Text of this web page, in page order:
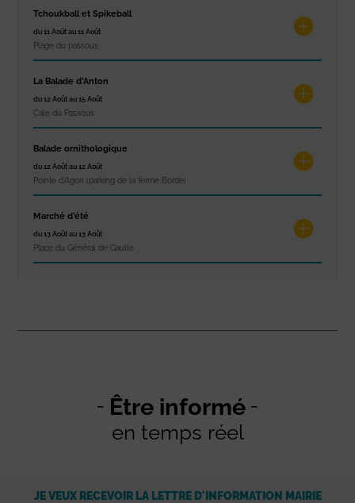
Tchoukball et Spikeball
du 11 Août au 11 Août
Plage du passous
La Balade d’Anton
du 12 Août au 15 Août
Cale du Passous
Balade ornithologique
du 12 Août au 12 Août
Pointe d'Agon (parking de la ferme Borde)
Marché d’été
du 13 Août au 13 Août
Place du Général de Gaulle
Être informé
en temps réel
JE VEUX RECEVOIR LA LETTRE D'INFORMATION MAIRIE